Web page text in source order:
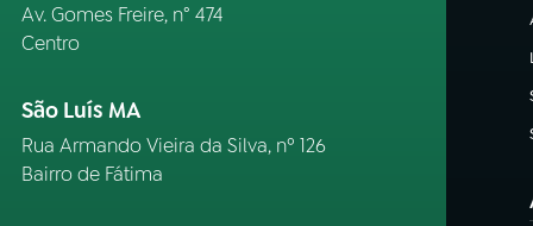
Av. Gomes Freire, n° 474
Centro
São Luís MA
Rua Armando Vieira da Silva, nº 126
Bairro de Fátima